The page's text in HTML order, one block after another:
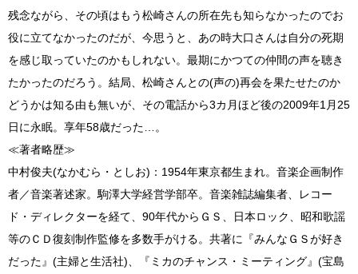
残念ながら、その頃はもう松崎さんの所在先も知らなかったのでお
役に立てなかったのだが、今思うと、あの時大口さんは自分の死期
を感じ取っていたのかもしれない。最期にかつての仲間の声を聴き
たかったのだろう。結局、松崎さんとの(声の)再会を果たせたのか
どうかは知る由も無いが、その電話から3カ月ほど後の2009年1月25
日に永眠。享年58歳だった…。
≪著者略歴≫
中村俊夫(なかむら・としお)：1954年東京都生まれ。音楽企画制作
者／音楽著述家。駒澤大学経営学部卒。音楽雑誌編集者、レコー
ド・ディレクターを経て、90年代からＧＳ、日本ロック、昭和歌謡
等のＣＤ復刻制作監修を多数手がける。共著に『みんなＧＳが好き
だった』(主婦と生活社)、『ミカのチャンス・ミーティング』(宝島